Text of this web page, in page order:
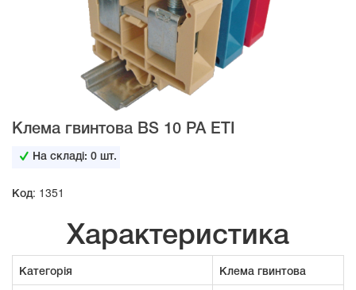
Клема гвинтова ВS 10 PA ETI
На складі:0 шт.
Код: 1351
Характеристика
Категорія
Клема гвинтова